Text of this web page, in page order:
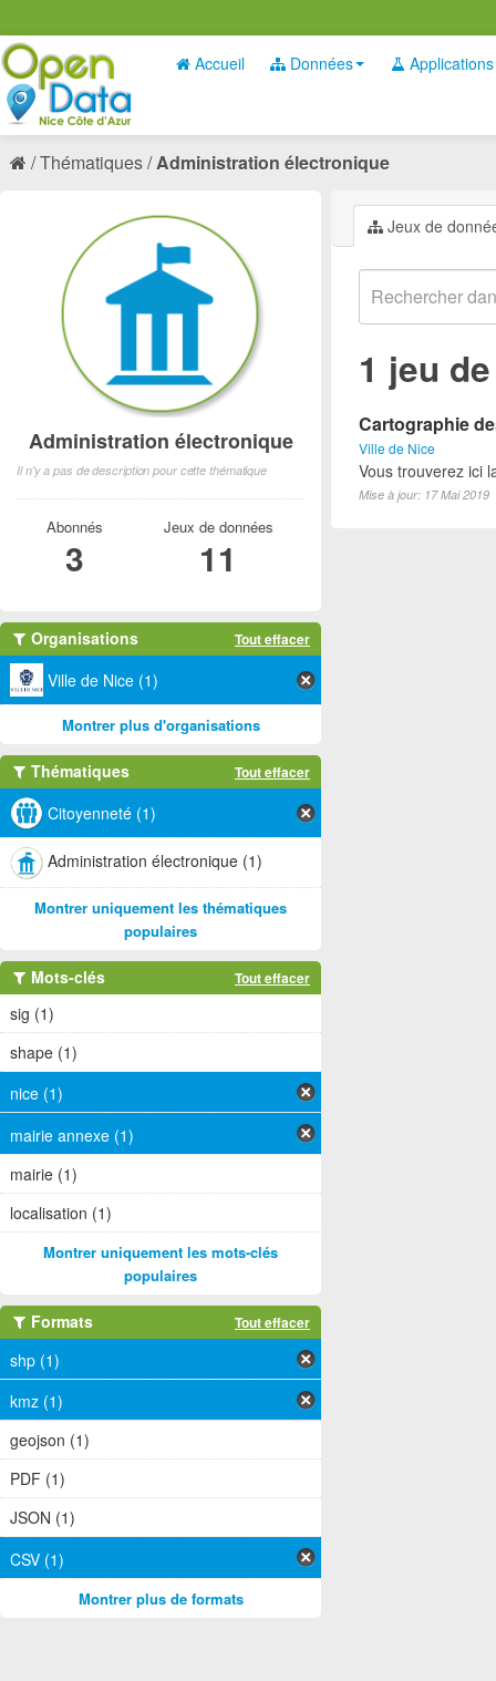
Accueil Données Applications
Thématiques Administration électronique
Jeux de
1 jeu
Cartographie
Ville de Nice
Vous trouverez ici
Mise à jour: 17 Mai 2019
Administration électronique
Il n'y a pas de description pour cette thématique
Abonnés
3
Jeux de données
11
Organisations Tout effacer
Ville de Nice (1)
Montrer plus d'organisations
Thématiques Tout effacer
Citoyenneté (1)
Administration électronique (1)
Montrer uniquement les thématiques
populaires
Mots-clés Tout effacer
sig (1)
shape (1)
nice (1)
mairie annexe (1)
mairie (1)
localisation (1)
Montrer uniquement les mots-clés
populaires
Formats Tout effacer
shp (1)
kmz (1)
geojson (1)
PDF (1)
JSON (1)
CSV (1)
Montrer plus de formats